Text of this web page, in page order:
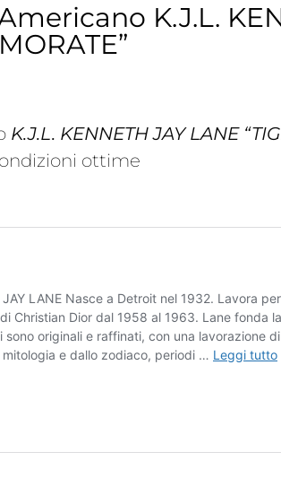
K.J.L.
K.J.L. KENNETH JAY LANE
ottime